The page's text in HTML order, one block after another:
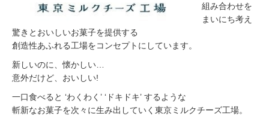
組み合わせを
まいにち考え
驚きとおいしいお菓子を提供する
創造性あふれる工場をコンセプトにしています。
新しいのに、懐かしい…
意外だけど、おいしい!
一口食べると ‘わくわく’ ‘ドキドキ’ するような
斬新なお菓子を次々に生み出していく東京ミルクチーズ工場。